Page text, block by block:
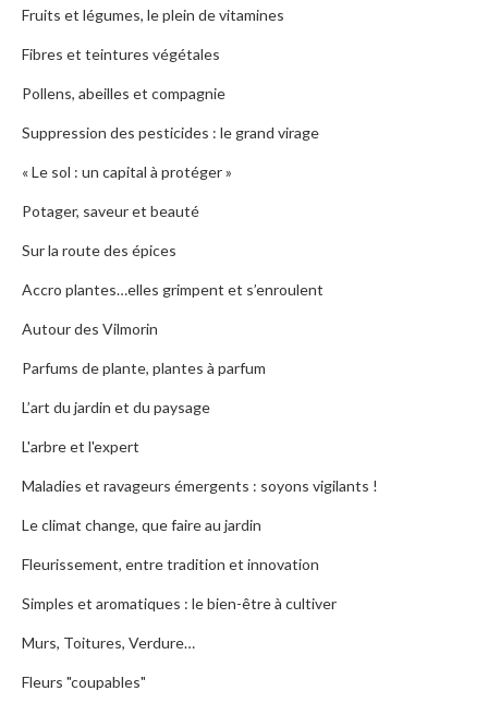
Fruits et légumes, le plein de vitamines
Fibres et teintures végétales
Pollens, abeilles et compagnie
Suppression des pesticides : le grand virage
« Le sol : un capital à protéger »
Potager, saveur et beauté
Sur la route des épices
Accro plantes…elles grimpent et s’enroulent
Autour des Vilmorin
Parfums de plante, plantes à parfum
L’art du jardin et du paysage
L'arbre et l'expert
Maladies et ravageurs émergents : soyons vigilants !
Le climat change, que faire au jardin
Fleurissement, entre tradition et innovation
Simples et aromatiques : le bien-être à cultiver
Murs, Toitures, Verdure…
Fleurs "coupables"